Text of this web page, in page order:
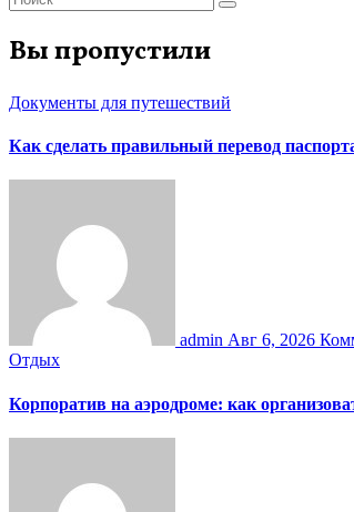
Вы пропустили
Документы для путешествий
Как сделать правильный перевод
admin Авг 6, 2026
Отдых
Корпоратив на аэродроме: как